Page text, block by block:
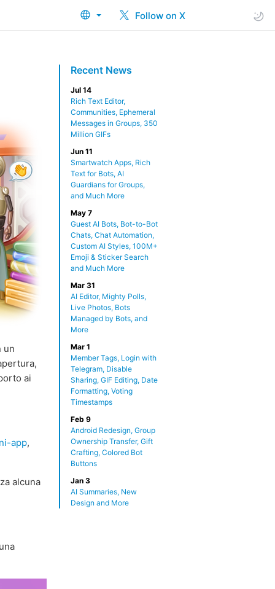
Follow on X
Recent News
Jul 14
Rich Text Editor,
Communities, Ephemeral
Messages in Groups, 350
Million GIFs
Jun 11
Smartwatch Apps, Rich
Text for Bots, AI
Guardians for Groups,
and Much More
May 7
Guest AI Bots, Bot-to-Bot
Chats, Chat Automation,
Custom AI Styles, 100M+
Emoji & Sticker Search
and Much More
Mar 31
AI Editor, Mighty Polls,
Live Photos, Bots
Managed by Bots, and
More
Mar 1
Member Tags, Login with
Telegram, Disable
Sharing, GIF Editing, Date
Formatting, Voting
Timestamps
Feb 9
Android Redesign, Group
Ownership Transfer, Gift
Crafting, Colored Bot
Buttons
Jan 3
AI Summaries, New
Design and More
un
ai
app,
alcuna